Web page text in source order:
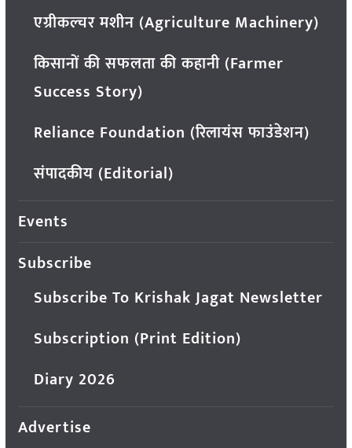
एग्रीकल्चर मशीन (Agriculture Machinery)
किसानों की सफलता की कहानी (Farmer
Success Story)
Reliance Foundation (रिलायंस फाउंडेशन)
संपादकीय (Editorial)
Events
Subscribe
Subscribe To Krishak Jagat Newsletter
Subscription (Print Edition)
Diary 2026
Advertise